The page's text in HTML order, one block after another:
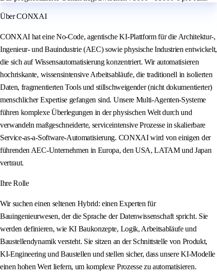
Über CONXAI
CONXAI hat eine No-Code, agentische KI-Plattform für die Architektur-,
Ingenieur- und Bauindustrie (AEC) sowie physische Industrien entwickelt,
die sich auf Wissensautomatisierung konzentriert. Wir automatisieren
hochriskante, wissensintensive Arbeitsabläufe, die traditionell in isolierten
Daten, fragmentierten Tools und stillschweigender (nicht dokumentierter)
menschlicher Expertise gefangen sind. Unsere Multi-Agenten-Systeme
führen komplexe Überlegungen in der physischen Welt durch und
verwandeln maßgeschneiderte, serviceintensive Prozesse in skalierbare
Service-as-a-Software-Automatisierung. CONXAI wird von einigen der
führenden AEC-Unternehmen in Europa, den USA, LATAM und Japan
vertraut.
Ihre Rolle
Wir suchen einen seltenen Hybrid: einen Experten für
Bauingenieurwesen, der die Sprache der Datenwissenschaft spricht. Sie
werden definieren, wie KI Baukonzepte, Logik, Arbeitsabläufe und
Baustellendynamik versteht. Sie sitzen an der Schnittstelle von Produkt,
KI-Engineering und Baustellen und stellen sicher, dass unsere KI-Modelle
einen hohen Wert liefern, um komplexe Prozesse zu automatisieren.